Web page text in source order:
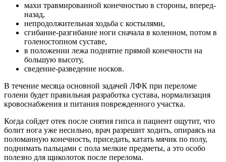
махи травмированной конечностью в стороны, вперед-
назад,
непродолжительная ходьба с костылями,
сгибание-разгибание ноги сначала в коленном, потом в
голеностопном суставе,
в положении лежа поднятие прямой конечности на
большую высоту,
сведение-разведение носков.
В течение месяца основной задачей ЛФК при переломе
голени будет правильная разработка сустава, нормализация
кровоснабжения и питания поврежденного участка.
Когда сойдет отек после снятия гипса и пациент ощутит, что
болит нога уже несильно, врач разрешит ходить, опираясь на
поломанную конечность, приседать, катать мячик по полу,
поднимать пальцами с пола мелкие предметы, а это особо
полезно для щиколоток после перелома.